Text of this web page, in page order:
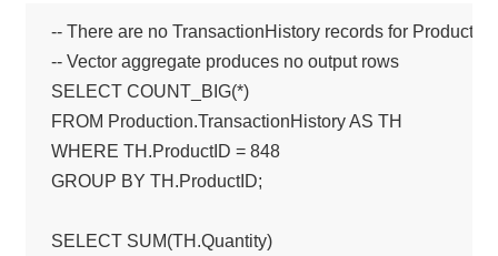
-- There are no TransactionHistory records for ProductID
-- Vector aggregate produces no output rows
SELECT COUNT_BIG(*)
FROM Production.TransactionHistory AS TH
WHERE TH.ProductID = 848
GROUP BY TH.ProductID;
SELECT SUM(TH.Quantity)